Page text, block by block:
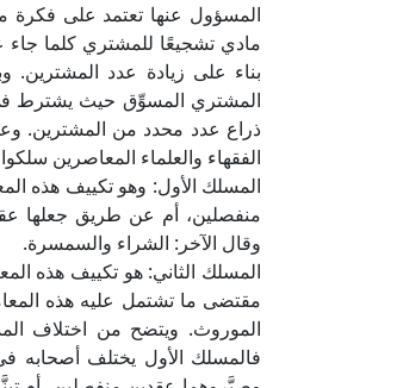
المسؤول عنها تعتمد على فكرة
مادي تشجيعًا للمشتري كلما جاء
بناء على زيادة عدد
المشتري المسوِّق حيث يشترط
ذراع عدد محدد من المشترين.
الفقهاء والعلماء المعاصرين
المسلك الأول: وهو تكييف هذه
منفصلين، أم عن طريق جعلها
وقال الآخر: الشراء والسمسرة.
المسلك الثاني: هو تكييف هذه
مقتضى ما تشتمل عليه هذه
الموروث. ويتضح من اختلاف
فالمسلك الأول يختلف أصحابه في